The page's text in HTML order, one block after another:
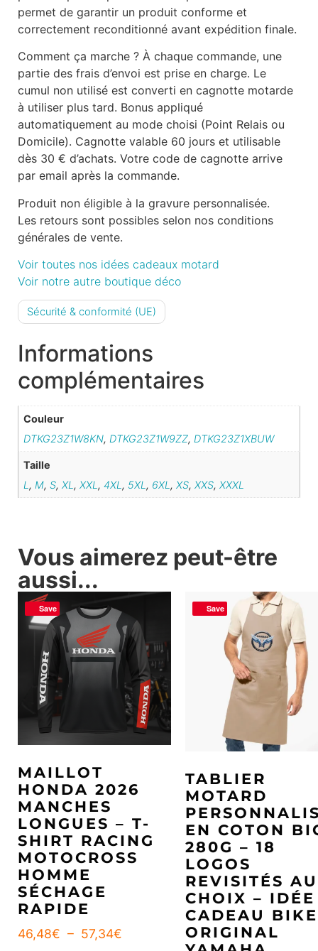
permet de garantir un produit conforme et
correctement reconditionné avant expédition finale.
Comment ça marche ? À chaque commande, une
partie des frais d’envoi est prise en charge. Le
cumul non utilisé est converti en cagnotte motarde
à utiliser plus tard. Bonus appliqué
automatiquement au mode choisi (Point Relais ou
Domicile). Cagnotte valable 60 jours et utilisable
dès 30 € d’achats. Votre code de cagnotte arrive
par email après la commande.
Produit non éligible à la gravure personnalisée.
Les retours sont possibles selon nos conditions
générales de vente.
Voir toutes nos idées cadeaux motard
Voir notre autre boutique déco
Sécurité & conformité (UE)
Informations
complémentaires
Couleur
DTKG23Z1W8KN, DTKG23Z1W9ZZ, DTKG23Z1XBUW
Taille
L , M,S,XL ,XXL ,4XL , 5XL , 6XL ,XS,XXS,XXXL
Vous aimerez peut-être
aussi...
Save
MAILLOT
HONDA 2026
MANCHES
LONGUES – T-
SHIRT RACING
MOTOCROSS
HOMME
SÉCHAGE
RAPIDE
46,48€ – 57,34€
Save
TABLIER
MOTARD
EN COTON
280G – 18
LOGOS
REVISITÉS AU
CHOIX – IDÉE
CADEAU
ORIGINAL